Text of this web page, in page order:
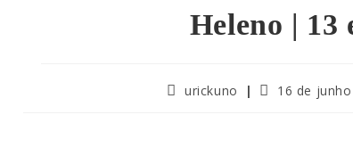
Heleno | 13
urickuno 16 de